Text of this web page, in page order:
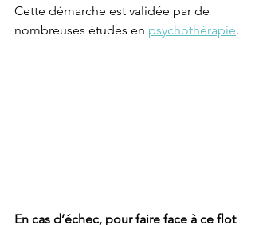
Cette démarche est validée par de
nombreuses études en psychothérapie.
En cas d’échec, pour faire face à ce flot